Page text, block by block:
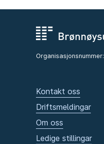
Organisasjonsnummer:
Kontakt oss
Driftsmeldingar
Om oss
Ledige stillingar